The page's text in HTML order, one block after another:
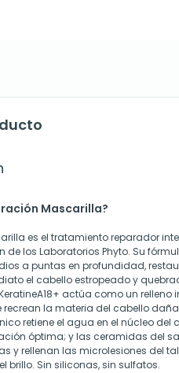
Mascarilla?
es el tratamiento reparador
de los Laboratorios Phyto. Su
a puntas en profundidad,
el cabello estropeado y
actúa como un relleno
recrean la materia del cabello
retiene el agua en el núcleo del
óptima; y las ceramidas del
y rellenan las microlesiones del
Sin siliconas, sin sulfatos.